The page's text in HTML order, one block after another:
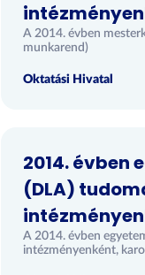
A 2014. évben
munkarend)
Oktatási Hivatal
2014. évben
(DLA)
A 2014. évben
intézményenként,